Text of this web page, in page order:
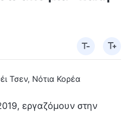
Τσεν, Νότια Κορέα
εργαζόμουν στην